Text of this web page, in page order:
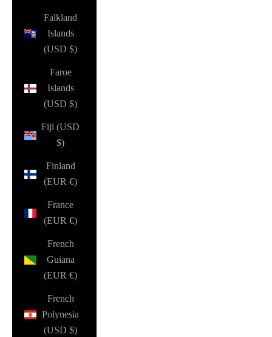
Falkland
Islands
(USD $)
Faroe
Islands
(USD $)
Fiji (USD
$)
Finland
(EUR €)
France
(EUR €)
French
Guiana
(EUR €)
French
Polynesia
(USD $)